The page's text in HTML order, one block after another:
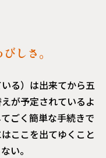
しさ。
る）は出来てから五
が予定されているよ
ごく簡単な手続きで
ここを出てゆくこと
い。